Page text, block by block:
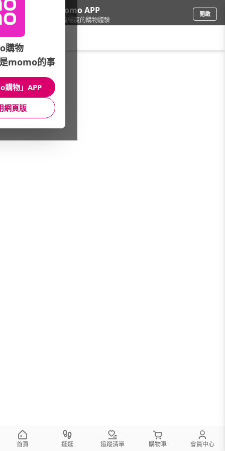
下載momo APP
給你3倍流暢度的購物體驗
開啟
鞋包箱/流行包/品牌總覽
館長推薦 月銷量
首頁 逛逛 追蹤清單 購物車 會員中心
購物
momo的事
購物」APP
網頁版